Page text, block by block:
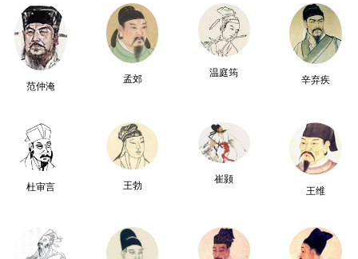
范仲淹
孟郊
温庭筠
辛弃疾
杜审言 王勃
崔颢
王维